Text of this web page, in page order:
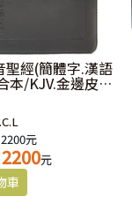
聖經(簡體字.漢語
本/KJV.金邊皮面.
元
元